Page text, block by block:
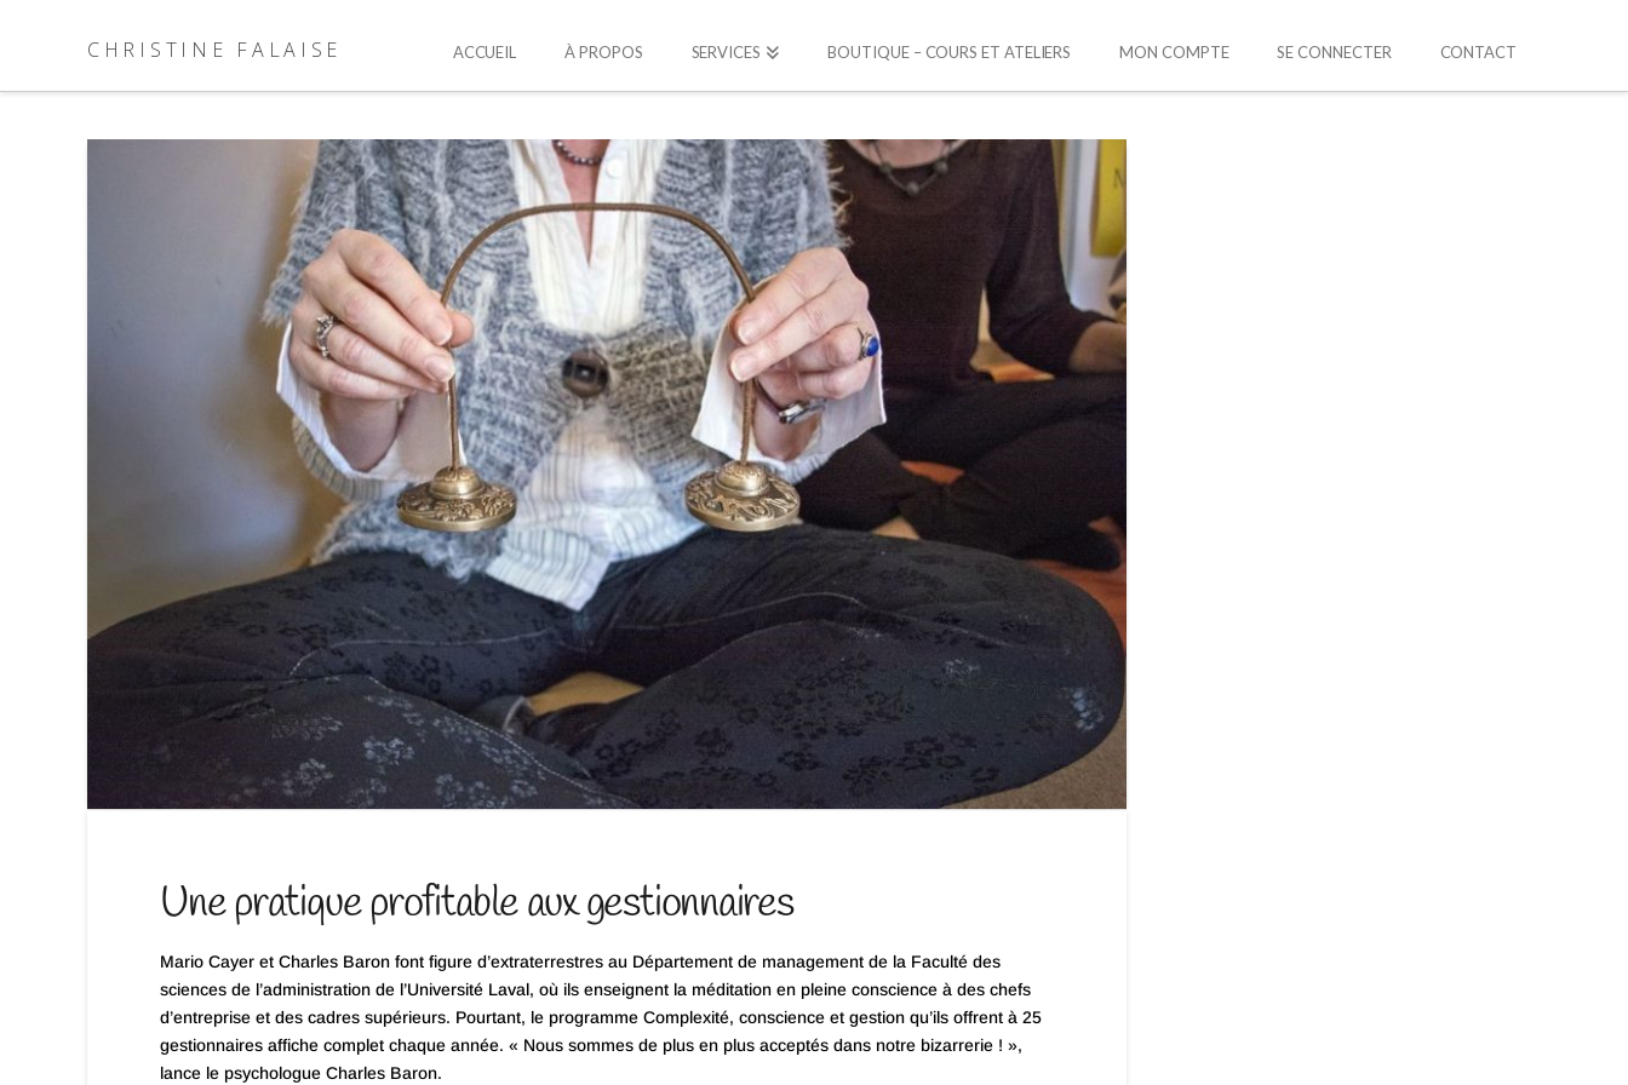
CHRISTINE FALAISE ACCUEIL À PROPOS SERVICES BOUTIQUE – COURS ET ATELIERS MON COMPTE SE CONNECTER CONTACT
Une pratique profitable aux gestionnaires
Mario Cayer et Charles Baron font figure d’extraterrestres au Département de management de la Faculté des
sciences de l’administration de l’Université Laval, où ils enseignent la méditation en pleine conscience à des chefs
d’entreprise et des cadres supérieurs. Pourtant, le programme Complexité, conscience et gestion qu’ils offrent à 25
gestionnaires affiche complet chaque année. « Nous sommes de plus en plus acceptés dans notre bizarrerie ! »,
lance le psychologue Charles Baron.